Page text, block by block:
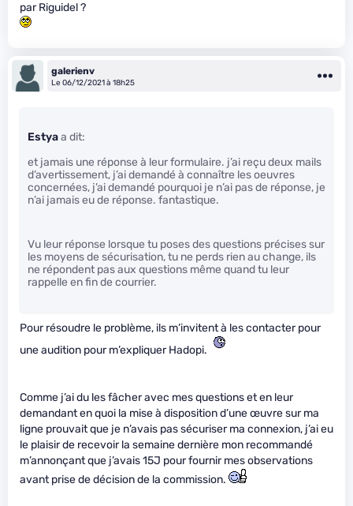
par Riguidel ?
galerienv
Le 06/12/2021 à 18h25
Estyaa dit:
et jamais une réponse à leur formulaire. j’ai reçu deux mails
d’avertissement, j’ai demandé à connaître les oeuvres
concernées, j’ai demandé pourquoi je n’ai pas de réponse, je
n’ai jamais eu de réponse. fantastique.
Vu leur réponse lorsque tu poses des questions précises sur
les moyens de sécurisation, tu ne perds rien au change, ils
ne répondent pas aux questions même quand tu leur
rappelle en fin de courrier.
Pour résoudre le problème, ils m’invitent à les contacter pour
une audition pour m’expliquer Hadopi.
Comme j’ai du les fâcher avec mes questions et en leur
demandant en quoi la mise à disposition d’une œuvre sur ma
ligne prouvait que je n’avais pas sécuriser ma connexion, j’ai eu
le plaisir de recevoir la semaine dernière mon recommandé
m’annonçant que j’avais 15J pour fournir mes observations
avant prise de décision de la commission.